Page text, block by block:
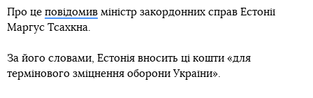
Про це повідомив міністр закордонних справ Естонії
Маргус Тсахкна.
За його словами, Естонія вносить ці кошти «для
термінового зміцнення оборони України».